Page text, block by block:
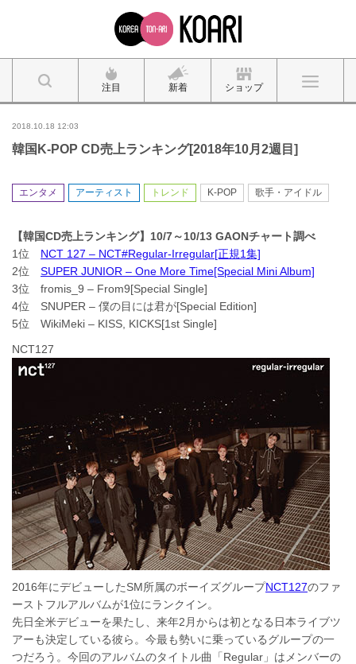
注目 新着 ショップ
2018.10.18 12:03
韓国K-POP CD売上ランキング[2018年10月2週目]
エンタメ アーティスト トレンド K-POP 歌手・アイドル
【韓国CD売上ランキング】10/7～10/13 GAONチャート調べ
1位 NCT 127 – NCT#Regular-Irregular[正規1集]
2位 SUPER JUNIOR – One More Time[Special Mini Album]
3位 fromis_9 – From9[Special Single]
4位 SNUPER – 僕の目には君が[Special Edition]
5位 WikiMeki – KISS, KICKS[1st Single]
NCT127
2016年にデビューしたSM所属のボーイズグループNCT127のファ
ーストフルアルバムが1位にランクイン。
先日全米デビューを果たし、来年2月からは初となる日本ライブツ
アーも決定している彼ら。今最も勢いに乗っているグループの一
つだろう。今回のアルバムのタイトル曲「Regular」はメンバーの